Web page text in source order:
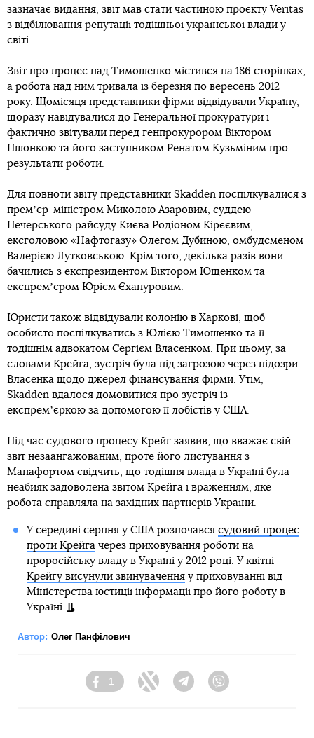
зазначає видання, звіт мав стати частиною проєкту Veritas
з відбілювання репутації тодішньої української влади у
світі.
Звіт про процес над Тимошенко містився на 186 сторінках,
а робота над ним тривала із березня по вересень 2012
року. Щомісяця представники фірми відвідували Україну,
щоразу навідувалися до Генеральної прокуратури і
фактично звітували перед генпрокурором Віктором
Пшонкою та його заступником Ренатом Кузьміним про
результати роботи.
Для повноти звіту представники Skadden поспілкувалися з
премʼєр-міністром Миколою Азаровим, суддею
Печерського райсуду Києва Родіоном Кірєєвим,
ексголовою «Нафтогазу» Олегом Дубиною, омбудсменом
Валерією Лутковською. Крім того, декілька разів вони
бачились з експрезидентом Віктором Ющенком та
експремʼєром Юрієм Єхануровим.
Юристи також відвідували колонію в Харкові, щоб
особисто поспілкуватись з Юлією Тимошенко та її
тодішнім адвокатом Сергієм Власенком. При цьому, за
словами Крейга, зустріч була під загрозою через підозри
Власенка щодо джерел фінансування фірми. Утім,
Skadden вдалося домовитися про зустріч із
експремʼєркою за допомогою її лобістів у США.
Під час судового процесу Крейг заявив, що вважає свій
звіт незаангажованим, проте його листування з
Манафортом свідчить, що тодішня влада в Україні була
неабияк задоволена звітом Крейга і враженням, яке
робота справляла на західних партнерів України.
У середині серпня у США розпочався судовий процес
проти Крейга через приховування роботи на
проросійську владу в Україні у 2012 році. У квітні
Крейгу висунули звинуваченняу приховуванні від
Міністерства юстиції інформації про його роботу в
Україні.
Автор: Олег Панфілович
Facebook
1
Twitter TelegramViber